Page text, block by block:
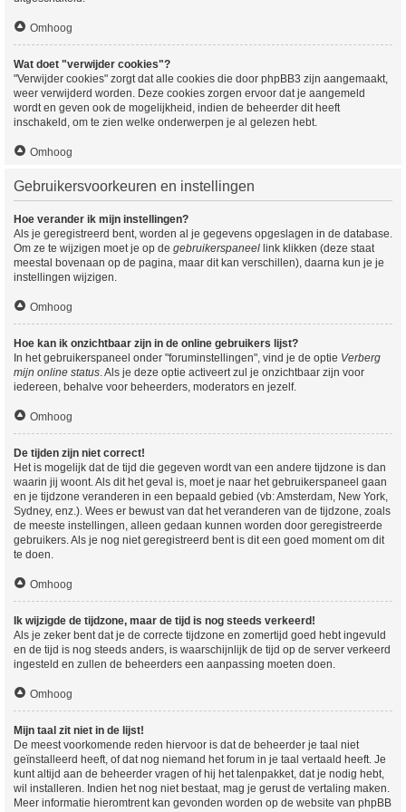
Omhoog
Wat doet "verwijder cookies"?
"Verwijder cookies" zorgt dat alle cookies die door phpBB3 zijn aangemaakt,
weer verwijderd worden. Deze cookies zorgen ervoor dat je aangemeld
wordt en geven ook de mogelijkheid, indien de beheerder dit heeft
inschakeld, om te zien welke onderwerpen je al gelezen hebt.
Omhoog
Gebruikersvoorkeuren en instellingen
Hoe verander ik mijn instellingen?
Als je geregistreerd bent, worden al je gegevens opgeslagen in de database.
Om ze te wijzigen moet je op de gebruikerspaneel link klikken (deze staat
meestal bovenaan op de pagina, maar dit kan verschillen), daarna kun je je
instellingen wijzigen.
Omhoog
Hoe kan ik onzichtbaar zijn in de online gebruikers lijst?
In het gebruikerspaneel onder "foruminstellingen", vind je de optie Verberg
mijn online status. Als je deze optie activeert zul je onzichtbaar zijn voor
iedereen, behalve voor beheerders, moderators en jezelf.
Omhoog
De tijden zijn niet correct!
Het is mogelijk dat de tijd die gegeven wordt van een andere tijdzone is dan
waarin jij woont. Als dit het geval is, moet je naar het gebruikerspaneel gaan
en je tijdzone veranderen in een bepaald gebied (vb: Amsterdam, New York,
Sydney, enz.). Wees er bewust van dat het veranderen van de tijdzone, zoals
de meeste instellingen, alleen gedaan kunnen worden door geregistreerde
gebruikers. Als je nog niet geregistreerd bent is dit een goed moment om dit
te doen.
Omhoog
Ik wijzigde de tijdzone, maar de tijd is nog steeds verkeerd!
Als je zeker bent dat je de correcte tijdzone en zomertijd goed hebt ingevuld
en de tijd is nog steeds anders, is waarschijnlijk de tijd op de server verkeerd
ingesteld en zullen de beheerders een aanpassing moeten doen.
Omhoog
Mijn taal zit niet in de lijst!
De meest voorkomende reden hiervoor is dat de beheerder je taal niet
geïnstalleerd heeft, of dat nog niemand het forum in je taal vertaald heeft. Je
kunt altijd aan de beheerder vragen of hij het talenpakket, dat je nodig hebt,
wil installeren. Indien het nog niet bestaat, mag je gerust de vertaling maken.
Meer informatie hieromtrent kan gevonden worden op de website van phpBB